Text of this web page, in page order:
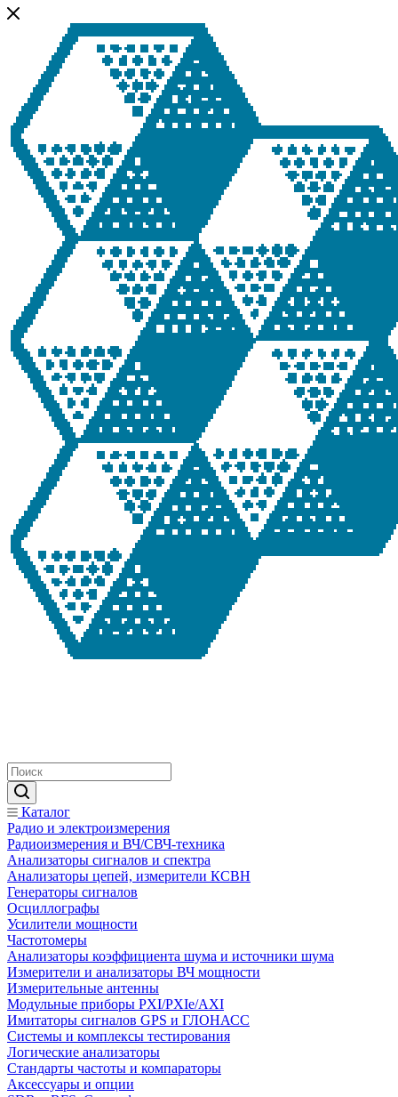
Каталог
Радио и электроизмерения
Радиоизмерения и ВЧ/СВЧ-техника
Анализаторы сигналов и спектра
Анализаторы цепей, измерители КСВН
Генераторы сигналов
Осциллографы
Усилители мощности
Частотомеры
Анализаторы коэффициента шума и источники шума
Измерители и анализаторы ВЧ мощности
Измерительные антенны
Модульные приборы PXI/PXIe/AXI
Имитаторы сигналов GPS и ГЛОНАСС
Системы и комплексы тестирования
Логические анализаторы
Стандарты частоты и компараторы
Аксессуары и опции